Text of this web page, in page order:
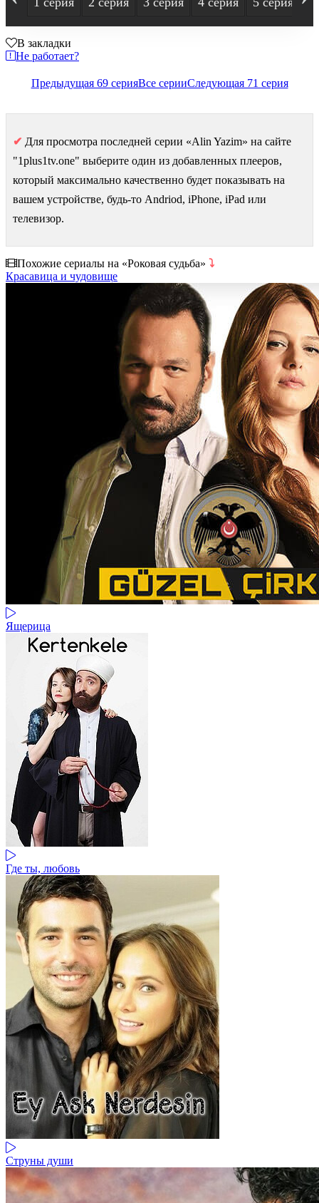
В закладки
Не работает?
Предыдущая 69 серияВсе серииСледующая 71 серия
✔ Для просмотра последней серии «Alin Yazim» на сайте
"1plus1tv.one" выберите один из добавленных плееров,
который максимально качественно будет показывать на
вашем устройстве, будь-то Andriod, iPhone, iPad или
телевизор.
Похожие сериалы на «Роковая судьба» ⤵
Красавица и чудовище
Ящерица
Где ты, любовь
Струны души